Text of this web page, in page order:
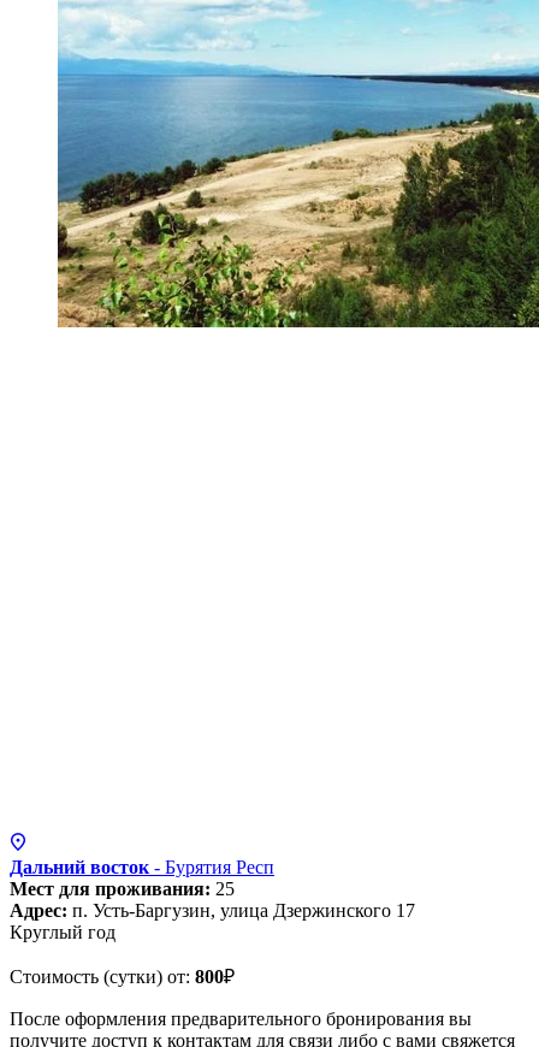
Дальний восток - Бурятия Респ
Мест для проживания: 25
Адрес: п. Усть-Баргузин, улица Дзержинского 17
Круглый год
Стоимость (сутки) от: 800₽
После оформления предварительного бронирования вы
получите доступ к контактам для связи либо с вами свяжется